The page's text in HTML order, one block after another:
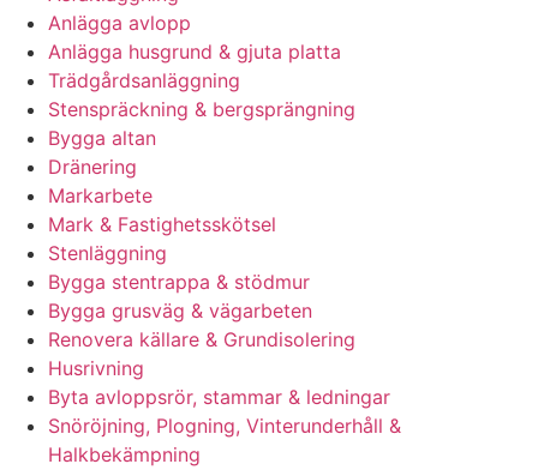
Anlägga avlopp
Anlägga husgrund & gjuta platta
Trädgårdsanläggning
Stenspräckning & bergsprängning
Bygga altan
Dränering
Markarbete
Mark & Fastighetsskötsel
Stenläggning
Bygga stentrappa & stödmur
Bygga grusväg & vägarbeten
Renovera källare & Grundisolering
Husrivning
Byta avloppsrör, stammar & ledningar
Snöröjning, Plogning, Vinterunderhåll &
Halkbekämpning